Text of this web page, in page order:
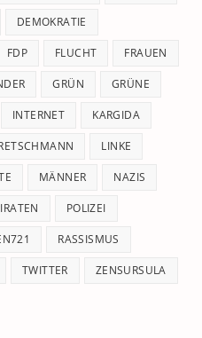
DEMOKRATIE
FDP FLUCHT FRAUEN
GRÜN GRÜNE
INTERNET KARGIDA
LINKE
MÄNNER NAZIS
POLIZEI
RASSISMUS
TWITTER ZENSURSULA